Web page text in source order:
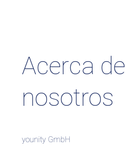
Acerca de
nosotros
younity GmbH